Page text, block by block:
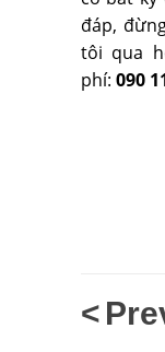
đáp,
tôi qua
phí: 090
<